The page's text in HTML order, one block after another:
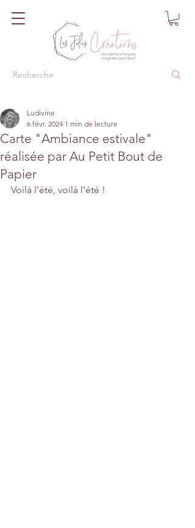
Carte "Ambiance estivale"
réalisée par Au Petit Bout de
Papier
Ludivine
6 févr. 2024 1 min de lecture
Voilà l’été, voilà l’été !